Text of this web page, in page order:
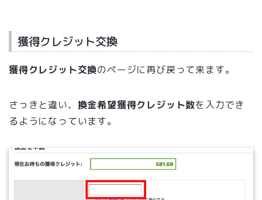
獲得クレジット交換
獲得クレジット交換のページに再び戻って来ます。
さっきと違い、 換金希望獲得クレジット数を入力でき
るようになっています。